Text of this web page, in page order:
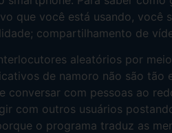
que você está usando, você
compartilhamento de
aleatórios por
de namoro não são
com pessoas ao
com outros usuários
o programa traduz as